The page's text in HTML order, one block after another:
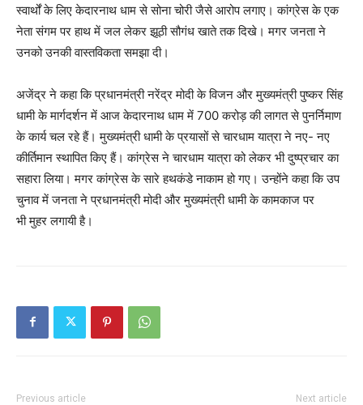
स्वार्थों के लिए केदारनाथ धाम से सोना चोरी जैसे आरोप लगाए। कांग्रेस के एक
नेता संगम पर हाथ में जल लेकर झूठी सौगंध खाते तक दिखे। मगर जनता ने
उनको उनकी वास्तविकता समझा दी।
अजेंद्र ने कहा कि प्रधानमंत्री नरेंद्र मोदी के विजन और मुख्यमंत्री पुष्कर सिंह
धामी के मार्गदर्शन में आज केदारनाथ धाम में 700 करोड़ की लागत से पुनर्निमाण
के कार्य चल रहे हैं। मुख्यमंत्री धामी के प्रयासों से चारधाम यात्रा ने नए- नए
कीर्तिमान स्थापित किए हैं। कांग्रेस ने चारधाम यात्रा को लेकर भी दुष्प्रचार का
सहारा लिया। मगर कांग्रेस के सारे हथकंडे नाकाम हो गए। उन्होंने कहा कि उप
चुनाव में जनता ने प्रधानमंत्री मोदी और मुख्यमंत्री धामी के कामकाज पर
भी मुहर लगायी है।
Previous article Next article